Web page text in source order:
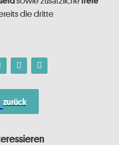
die dritte
zurück